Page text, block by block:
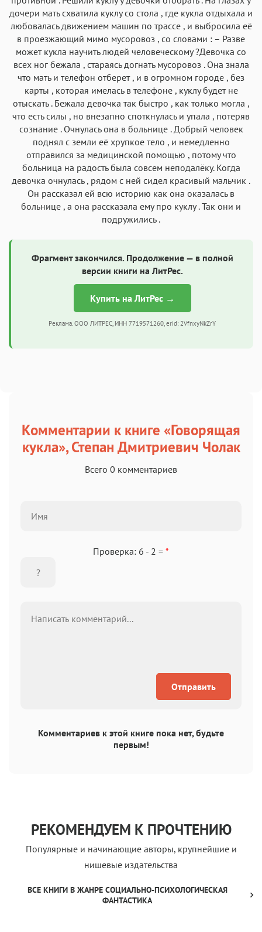
дочери мать схватила куклу со стола , где кукла отдыхала и
любовалась движением машин по трассе , и выбросила её
в проезжающий мимо мусоровоз , со словами : – Разве
может кукла научить людей человеческому ?Девочка со
всех ног бежала , стараясь догнать мусоровоз . Она знала
что мать и телефон отберет , и в огромном городе , без
карты , которая имелась в телефоне , куклу будет не
отыскать . Бежала девочка так быстро , как только могла ,
что есть силы , но внезапно споткнулась и упала , потеряв
сознание . Очнулась она в больнице . Добрый человек
поднял с земли её хрупкое тело , и немедленно
отправился за медицинской помощью , потому что
больница на радость была совсем неподалёку. Когда
девочка очнулась , рядом с ней сидел красивый мальчик .
Он рассказал ей всю историю как она оказалась в
больнице , а она рассказала ему про куклу . Так они и
подружились .
Фрагмент закончился. Продолжение — в полной
версии книги на ЛитРес.
Купить на ЛитРес →
Реклама. ООО ЛИТРЕС, ИНН 7719571260, erid: 2VfnxyNkZrY
Комментарии к книге «Говорящая
кукла», Степан Дмитриевич Чолак
Всего 0 комментариев
Проверка: 6 - 2 = *
Отправить
Комментариев к этой книге пока нет, будьте
первым!
РЕКОМЕНДУЕМ К ПРОЧТЕНИЮ
Популярные и начинающие авторы, крупнейшие и
нишевые издательства
ВСЕ КНИГИ В ЖАНРЕ СОЦИАЛЬНО-ПСИХОЛОГИЧЕСКАЯ
ФАНТАСТИКА